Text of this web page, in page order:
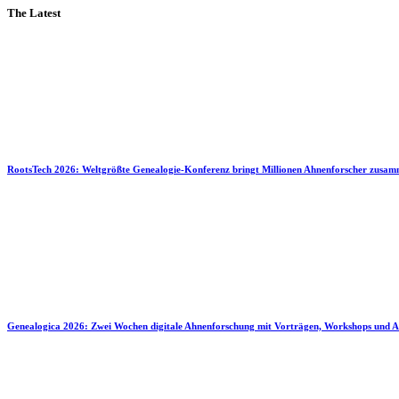
The Latest
RootsTech 2026: Weltgrößte Genealogie-Konferenz bringt Millionen Ahnenforscher
Genealogica 2026: Zwei Wochen digitale Ahnenforschung mit Vorträgen, Workshops und